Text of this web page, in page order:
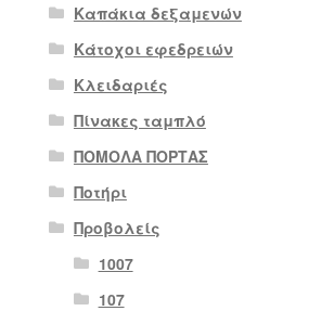
Καπάκια δεξαμενών
Κάτοχοι εφεδρειών
Κλειδαριές
Πίνακες ταμπλό
ΠΟΜΟΛΑ ΠΟΡΤΑΣ
Ποτήρι
Προβολείς
1007
107